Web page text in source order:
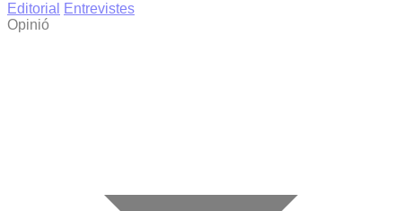
Editorial
Entrevistes
Opinió